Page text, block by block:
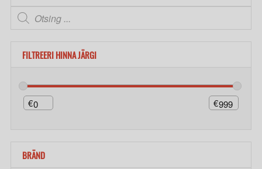
FILTREERI HINNA JÄRGI
€ €
BRÄND